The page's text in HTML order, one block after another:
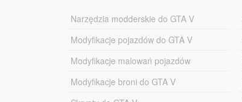
Narzędzia modderskie do GTA V
Modyfikacje pojazdów do GTA V
Modyfikacje malowań pojazdów
Modyfikacje broni do GTA V